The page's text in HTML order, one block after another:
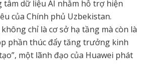
tâm dữ liệu AI nhằm hỗ trợ hiện
của Chính phủ Uzbekistan.
chỉ là cơ sở hạ tầng mà còn là
phần thúc đẩy tăng trưởng kinh
một lãnh đạo của Huawei phát